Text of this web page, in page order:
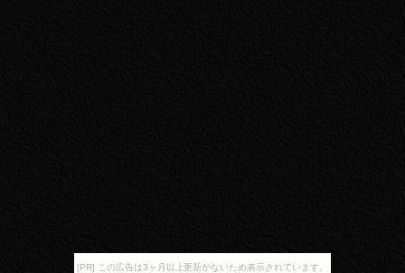
[PR] この広告は3ヶ月以上更新がないため表示されています。